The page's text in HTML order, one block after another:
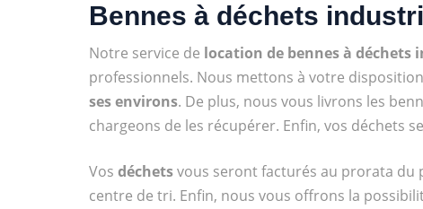
Bennes à déchets
Notre service de location de bennes à déchets
professionnels. Nous mettons à votre
ses environs. De plus, nous vous livrons les
chargeons de les récupérer. Enfin, vos déchets
Vos déchetsvous seront facturés au prorata du
centre de tri. Enfin, nous vous offrons la